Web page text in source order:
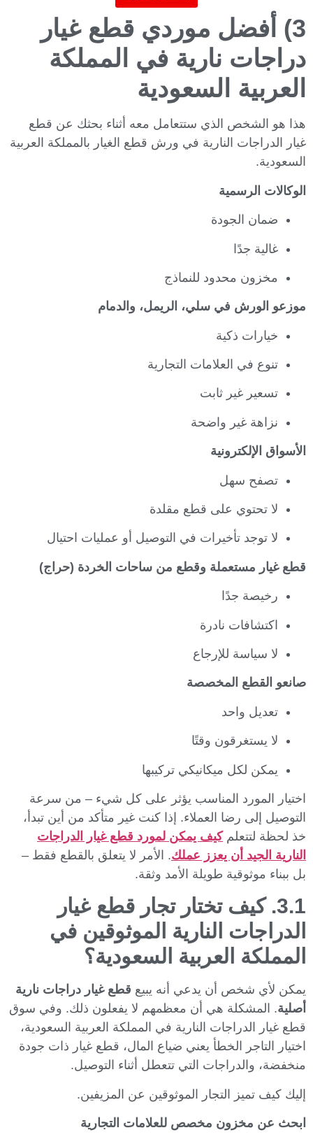
3) أفضل موردي قطع غيار
دراجات نارية في المملكة
العربية السعودية
هذا هو الشخص الذي ستتعامل معه أثناء بحثك عن قطع
غيار الدراجات النارية في ورش قطع الغيار بالمملكة العربية
السعودية.
الوكالات الرسمية
ضمان الجودة
غالية جدًا
مخزون محدود للنماذج
موزعو الورش في سلي، الريمل، والدمام
خيارات ذكية
تنوع في العلامات التجارية
تسعير غير ثابت
نزاهة غير واضحة
الأسواق الإلكترونية
تصفح سهل
لا تحتوي على قطع مقلدة
لا توجد تأخيرات في التوصيل أو عمليات احتيال
قطع غيار مستعملة وقطع من ساحات الخردة (حراج)
رخيصة جدًا
اكتشافات نادرة
لا سياسة للإرجاع
صانعو القطع المخصصة
تعديل واحد
لا يستغرقون وقتًا
يمكن لكل ميكانيكي تركيبها
اختيار المورد المناسب يؤثر على كل شيء – من سرعة
التوصيل إلى رضا العملاء. إذا كنت غير متأكد من أين تبدأ،
خذ لحظة لتتعلمكيف يمكن لمورد قطع غيار الدراجات
النارية الجيد أن يعزز عملك. الأمر لا يتعلق بالقطع فقط –
بل ببناء موثوقية طويلة الأمد وثقة.
3.1. كيف تختار تجار قطع غيار
الدراجات النارية الموثوقين في
المملكة العربية السعودية؟
يمكن لأي شخص أن يدعي أنه يبيع قطع غيار دراجات نارية
أصلية. المشكلة هي أن معظمهم لا يفعلون ذلك. وفي سوق
قطع غيار الدراجات النارية في المملكة العربية السعودية،
اختيار التاجر الخطأ يعني ضياع المال، قطع غيار ذات جودة
منخفضة، والدراجات التي تتعطل أثناء التوصيل.
إليك كيف تميز التجار الموثوقين عن المزيفين.
ابحث عن مخزون مخصص للعلامات التجارية